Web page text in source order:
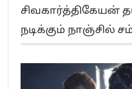
எங்களை நீக்குவதற்கு இபிஎஸ்க்கு
”நீட் தேர்வை முழுமையாக ரத்து செய்ய
தலைவர் அன்புமணி ராமதாஸ்
பிரவீன் சக்ரவர்த்தியின் கருத்து
சிவகார்த்திகேயன்
நடிக்கும் நாஞ்சில்